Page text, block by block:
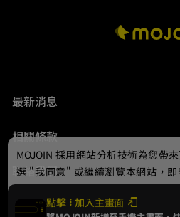
最新消息
相關條款
聯絡我們
點擊 加入主畫面
MOJOIN 採用網站分析技術為您帶
選 "我同意" 或繼續瀏覽本網站，
Cookie，欲瞭解更多資訊請見隱私